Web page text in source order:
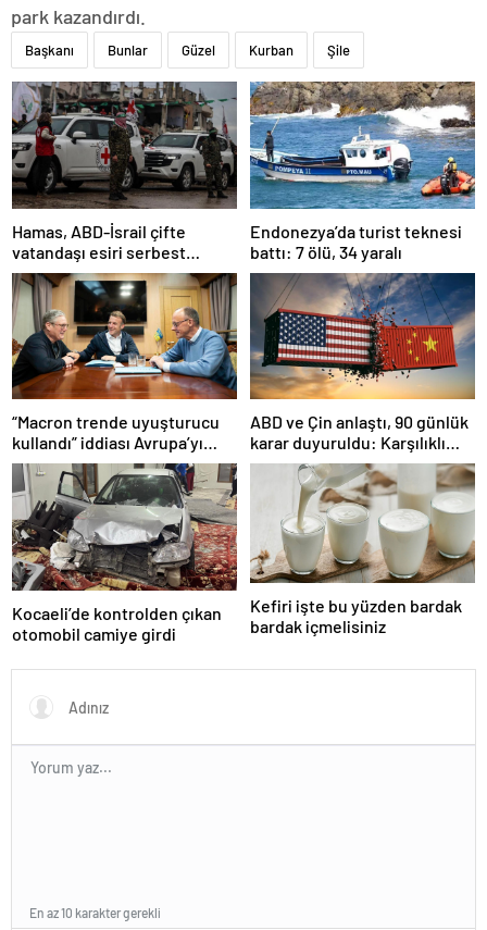
park kazandırdı.
Başkanı Bunlar Güzel Kurban Şile
Hamas, ABD-İsrail çifte
vatandaşı esiri serbest
bırakacağını duyurdu
Endonezya’da turist teknesi
battı: 7 ölü, 34 yaralı
“Macron trende uyuşturucu
kullandı” iddiası Avrupa’yı
karıştırmıştı: Fransa’dan
“peçeteli” yalanlama geldi!
ABD ve Çin anlaştı, 90 günlük
karar duyuruldu: Karşılıklı
tarife indirimi geldi!
Kocaeli’de kontrolden çıkan
otomobil camiye girdi
Kefiri işte bu yüzden bardak
bardak içmelisiniz
En az 10 karakter gerekli